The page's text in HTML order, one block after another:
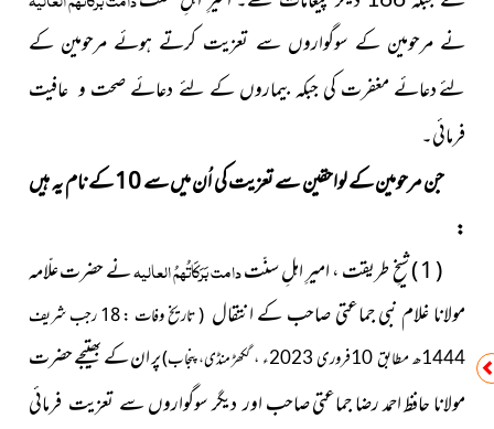
نے مرحومین کے سوگواروں سے تعزیت کرتے ہوئے مرحومینکے
لئےدعائے مغفرت کی جبکہ بیماروں کے لئے دعائے صحت و عافیت
فرمائی۔
جن مرحومین کے لواحقین سے تعزیت کی اُن میں سے 10 کے نام یہ ہیں
:
( 1 ) شیخِ طریقت ، امیرِ اہلِ سنّت
دامت بَرَکَاتُہمُ العالیہنےحضرت علّامہ
مولانا غلام نبی جماعتی صاحب کے انتقال ( تاریخ وفات : 18 رجب
شریف
1444ھ مطابق 10فروری 2023ء ،
گکھڑ منڈی ، پنجاب)پر ان کے بھتیجےحضرت
مولانا حافظ احمد رضا جماعتی صاحب اور دیگر سوگواروںسے تعزیت فرمائی